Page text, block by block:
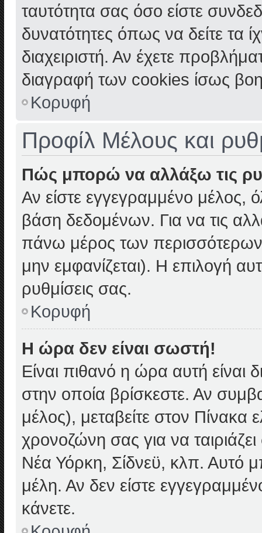
ταυτότητα σας όσο είστε
δυνατότητες όπως να δείτε τα
διαχειριστή. Αν έχετε
διαγραφή των cookies ίσως
Κορυφή
Προφίλ Μέλους και
Πώς μπορώ να αλλάξω τις
Αν είστε εγγεγραμμένο μέλος,
βάση δεδομένων. Για να τις
πάνω μέρος των περισσότερων
μην εμφανίζεται). Η επιλογή
ρυθμίσεις σας.
Κορυφή
Η ώρα δεν είναι σωστή!
Είναι πιθανό η ώρα αυτή είναι
στην οποία βρίσκεστε. Αν
μέλος), μεταβείτε στον Πίνακα
χρονοζώνη σας για να
Νέα Υόρκη, Σίδνεϋ, κλπ. Αυτό
μέλη. Αν δεν είστε
κάνετε.